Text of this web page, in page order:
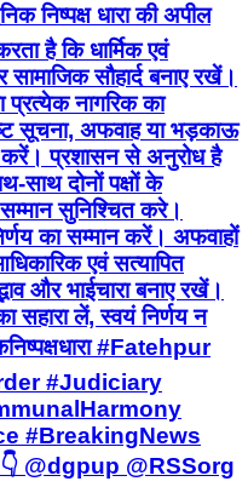
धारा की अपील
है कि धार्मिक एवं
सौहार्द बनाए रखें।
नागरिक का
सूचना, अफवाह या भड़काऊ
करें। प्रशासन से अनुरोध है
साथ दोनों पक्षों के
सुनिश्चित करे।
का सम्मान करें। अफवाहों
एवं सत्यापित
और भाईचारा बनाए रखें।
सहारा लें, स्वयं निर्णय न
#Fatehpur
#Judiciary
#BreakingNews
@dgpup @RSSorg